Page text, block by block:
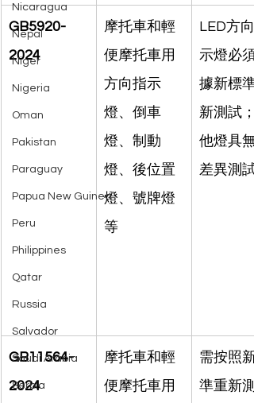
Nicaragua
Nepal
Niger
Nigeria
Oman
Pakistan
Paraguay
Papua New Guinea
Peru
Philippines
Qatar
Russia
Salvador
Saudi Arabia
Serbia
GB5920-
2024
摩托車和輕
便摩托車用
方向指示
燈、倒車
燈、制動
燈、後位置
燈、號牌燈
等
LED方向
示燈必須
據新標準
新測試；
他燈具無
差異測試
GB11564-
2024
摩托車和輕
便摩托車用
需按照新
準重新測